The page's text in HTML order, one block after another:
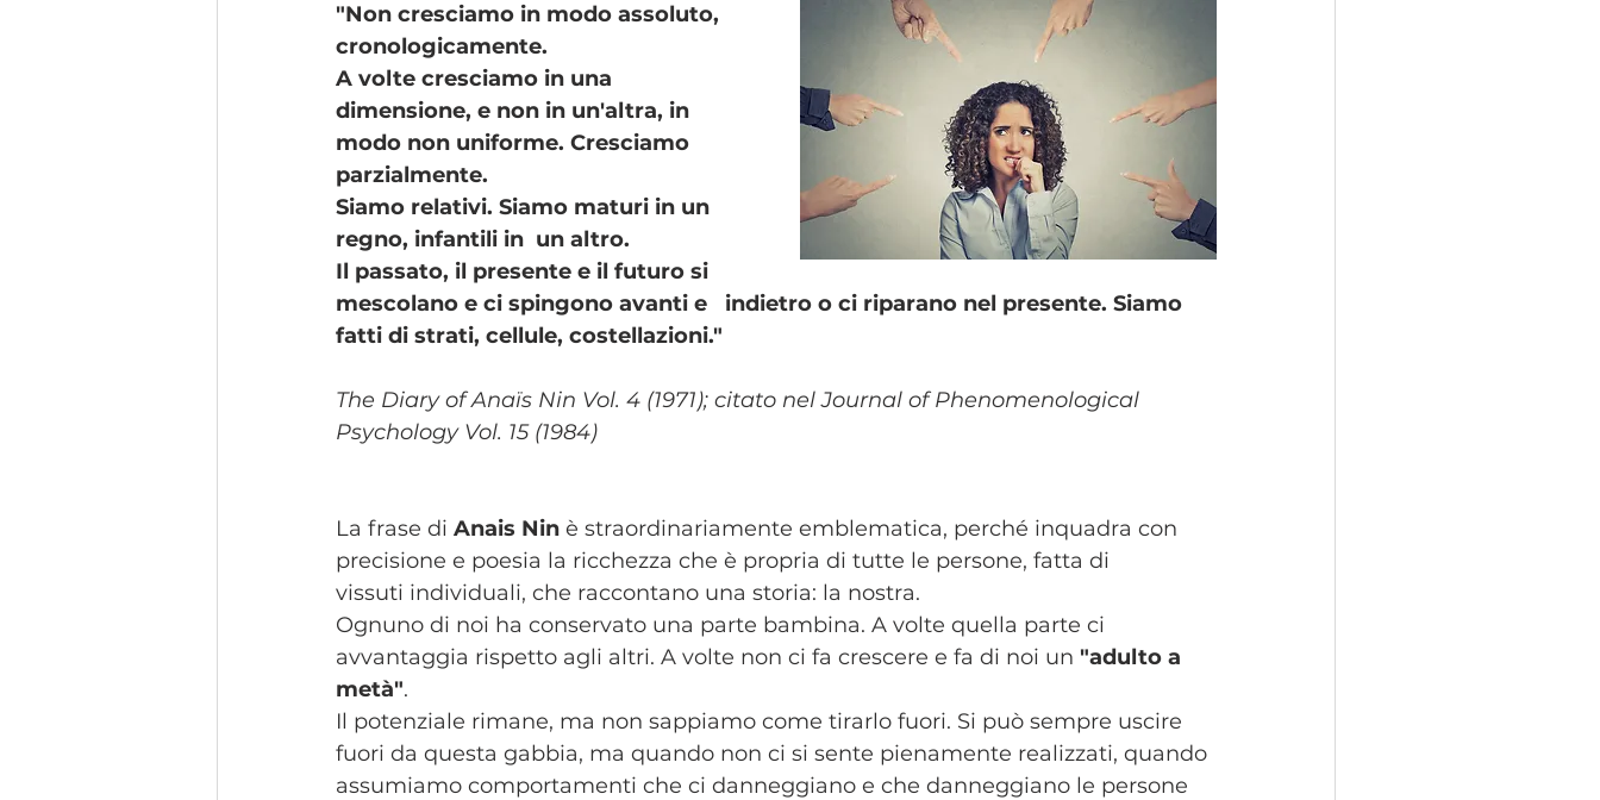
"Non cresciamo in modo assoluto,
cronologicamente.
A volte cresciamo in una
dimensione, e non in un'altra, in
modo non uniforme. Cresciamo
parzialmente.
Siamo relativi. Siamo maturi in un
regno, infantili in  un altro.
Il passato, il presente e il futuro si
mescolano e ci spingono avanti e   indietro o ci riparano nel presente. Siamo
fatti di strati, cellule, costellazioni."
The Diary of Anaïs Nin Vol. 4 (1971); citato nel Journal of Phenomenological
Psychology Vol. 15 (1984)
La frase di Anais Nin è straordinariamente emblematica, perché inquadra con
precisione e poesia la ricchezza che è propria di tutte le persone, fatta di
vissuti individuali, che raccontano una storia: la nostra.
Ognuno di noi ha conservato una parte bambina. A volte quella parte ci
avvantaggia rispetto agli altri. A volte non ci fa crescere e fa di noi un "adulto a
metà".
Il potenziale rimane, ma non sappiamo come tirarlo fuori. Si può sempre uscire
fuori da questa gabbia, ma quando non ci si sente pienamente realizzati, quando
assumiamo comportamenti che ci danneggiano e che danneggiano le persone